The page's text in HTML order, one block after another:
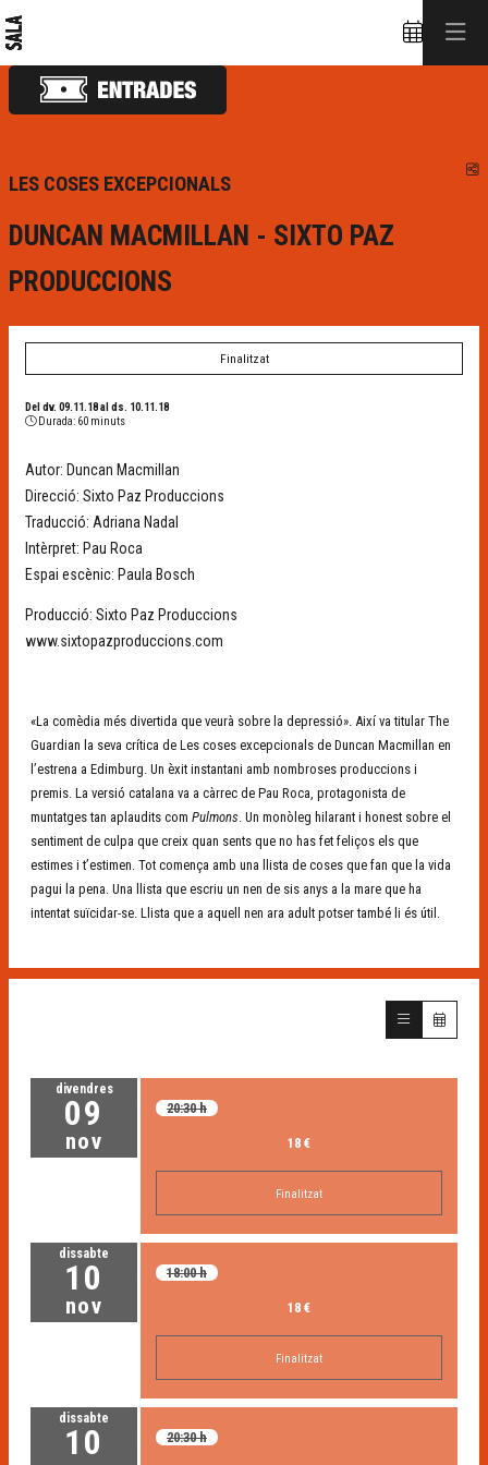
LES COSES EXCEPCIONALS
DUNCAN MACMILLAN - SIXTO PAZ
PRODUCCIONS
Finalitzat
Del dv. 09.11.18al ds. 10.11.18
Durada: 60 minuts
Autor: Duncan Macmillan
Direcció: Sixto Paz Produccions
Traducció: Adriana Nadal
Intèrpret: Pau Roca
Espai escènic: Paula Bosch
Producció: Sixto Paz Produccions
www.sixtopazproduccions.com
«La comèdia més divertida que veurà sobre la depressió». Així va titular The
Guardian la seva crítica de Les coses excepcionals de Duncan Macmillan en
l’estrena a Edimburg. Un èxit instantani amb nombroses produccions i
premis. La versió catalana va a càrrec de Pau Roca, protagonista de
muntatges tan aplaudits com Pulmons. Un monòleg hilarant i honest sobre el
sentiment de culpa que creix quan sents que no has fet feliços els que
estimes i t’estimen. Tot comença amb una llista de coses que fan que la vida
pagui la pena. Una llista que escriu un nen de sis anys a la mare que ha
intentat suïcidar-se. Llista que a aquell nen ara adult potser també li és útil.
divendres
09
nov
20:30 h
18 €
Finalitzat
dissabte
10
nov
18:00 h
18 €
Finalitzat
dissabte
10 20:30 h